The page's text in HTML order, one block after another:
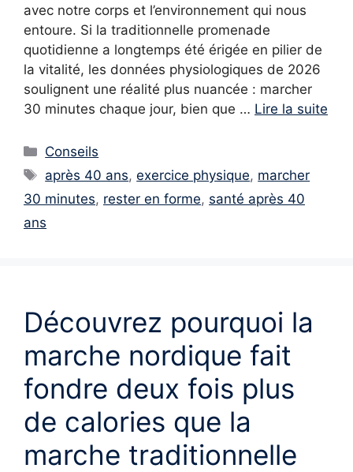
avec notre corps et l’environnement qui nous
entoure. Si la traditionnelle promenade
quotidienne a longtemps été érigée en pilier de
la vitalité, les données physiologiques de 2026
soulignent une réalité plus nuancée : marcher
30 minutes chaque jour, bien que … Lire la suite
Catégories
Conseils
Étiquettes
après 40 ans,exercice physique, marcher
30 minutes, rester en forme, santé après 40
ans
Découvrez pourquoi la
marche nordique fait
fondre deux fois plus
de calories que la
marche traditionnelle